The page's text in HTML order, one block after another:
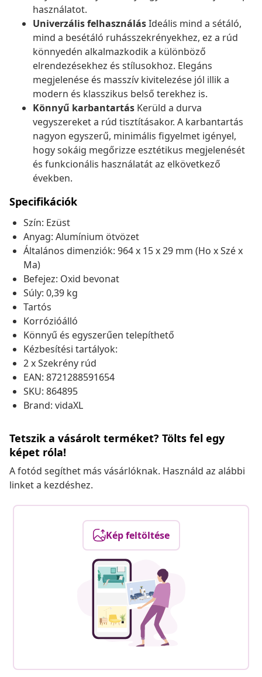
használatot.
Univerzális felhasználásIdeális mind a sétáló,
mind a besétáló ruhásszekrényekhez, ez a rúd
könnyedén alkalmazkodik a különböző
elrendezésekhez és stílusokhoz. Elegáns
megjelenése és masszív kivitelezése jól illik a
modern és klasszikus belső terekhez is.
Könnyű karbantartás Kerüld a durva
vegyszereket a rúd tisztításakor. A karbantartás
nagyon egyszerű, minimális figyelmet igényel,
hogy sokáig megőrizze esztétikus megjelenését
és funkcionális használatát az elkövetkező
években.
Specifikációk
Szín: Ezüst
Anyag: Alumínium ötvözet
Általános dimenziók: 964 x 15 x 29 mm (Ho x Szé x
Ma)
Befejez: Oxid bevonat
Súly: 0,39 kg
Tartós
Korrózióálló
Könnyű és egyszerűen telepíthető
Kézbesítési tartályok:
2 x Szekrény rúd
EAN: 8721288591654
SKU: 864895
Brand: vidaXL
Tetszik a vásárolt terméket? Tölts fel egy
képet róla!
A fotód segíthet más vásárlóknak. Használd az alábbi
linket a kezdéshez.
Kép feltöltése